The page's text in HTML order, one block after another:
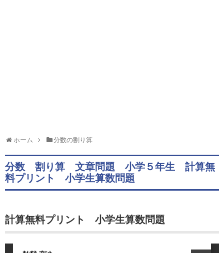
ホーム 分数の割り算
分数 割り算 文章問題 小学５年生 計算無
料プリント 小学生算数問題
計算無料プリント 小学生算数問題